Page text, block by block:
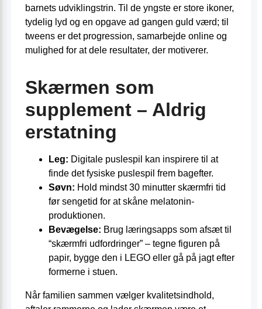
barnets udviklingstrin. Til de yngste er store ikoner,
tydelig lyd og en opgave ad gangen guld værd; til
tweens er det progression, samarbejde online og
mulighed for at dele resultater, der motiverer.
Skærmen som
supplement – Aldrig
erstatning
Leg: Digitale puslespil kan inspirere til at
finde det fysiske puslespil frem bagefter.
Søvn: Hold mindst 30 minutter skærmfri tid
før sengetid for at skåne melatonin-
produktionen.
Bevægelse: Brug læringsapps som afsæt til
“skærmfri udfordringer” – tegne figuren på
papir, bygge den i LEGO eller gå på jagt efter
formerne i stuen.
Når familien sammen vælger kvalitetsindhold,